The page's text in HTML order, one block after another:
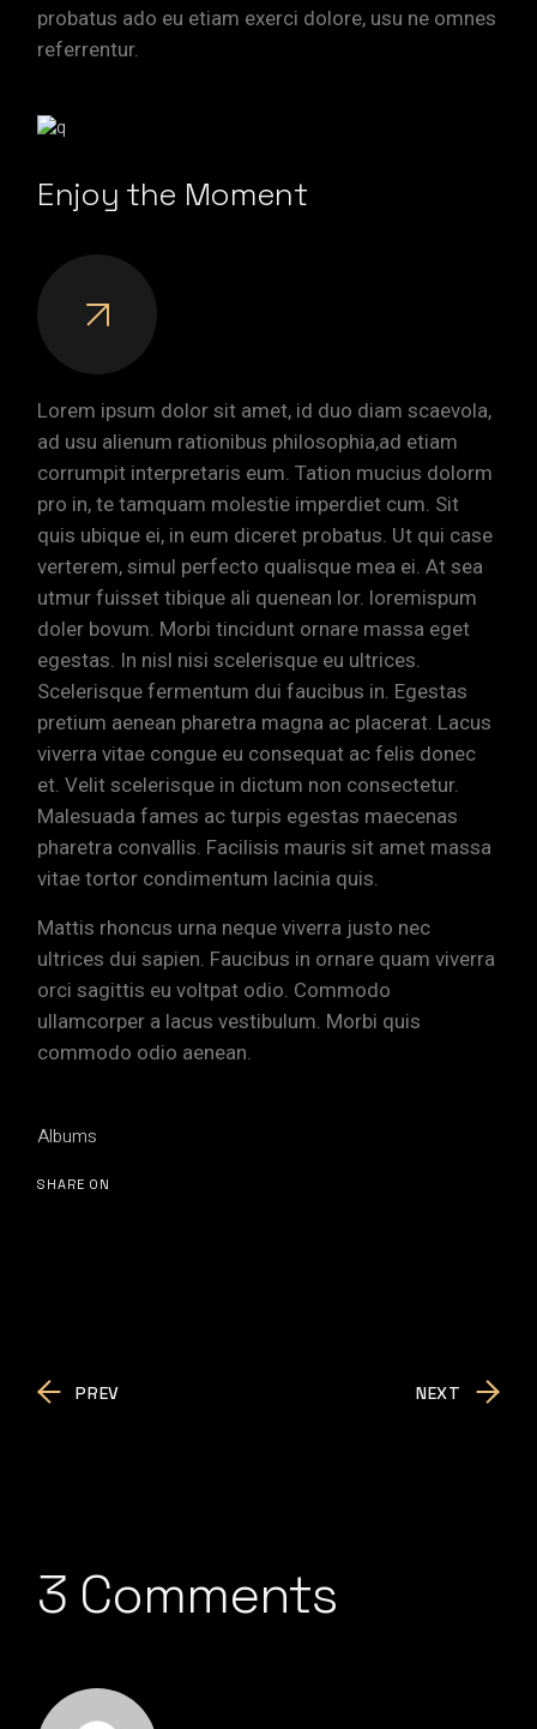
probatus ado eu etiam exerci dolore, usu ne omnes
referrentur.
Enjoy the Moment
Lorem ipsum dolor sit amet, id duo diam scaevola,
ad usu alienum rationibus philosophia,ad etiam
corrumpit interpretaris eum. Tation mucius dolorm
pro in, te tamquam molestie imperdiet cum. Sit
quis ubique ei, in eum diceret probatus. Ut qui case
verterem, simul perfecto qualisque mea ei. At sea
utmur fuisset tibique ali quenean lor. loremispum
doler bovum. Morbi tincidunt ornare massa eget
egestas. In nisl nisi scelerisque eu ultrices.
Scelerisque fermentum dui faucibus in. Egestas
pretium aenean pharetra magna ac placerat. Lacus
viverra vitae congue eu consequat ac felis donec
et. Velit scelerisque in dictum non consectetur.
Malesuada fames ac turpis egestas maecenas
pharetra convallis. Facilisis mauris sit amet massa
vitae tortor condimentum lacinia quis.
Mattis rhoncus urna neque viverra justo nec
ultrices dui sapien. Faucibus in ornare quam viverra
orci sagittis eu voltpat odio. Commodo
ullamcorper a lacus vestibulum. Morbi quis
commodo odio aenean.
Albums
SHARE ON
PREV NEXT
3 Comments